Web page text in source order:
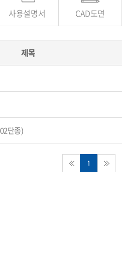
사용설명서 CAD도면
제목
단종)
1